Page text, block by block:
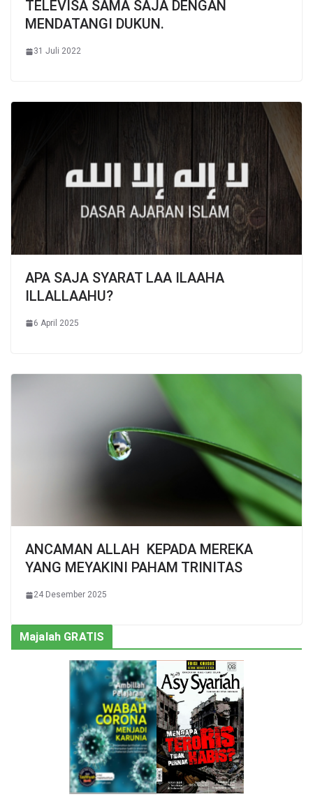
TELEVISA SAMA SAJA DENGAN
MENDATANGI DUKUN.
31 Juli 2022
APA SAJA SYARAT LAA ILAAHA
ILLALLAAHU?
6 April 2025
ANCAMAN ALLAH KEPADA MEREKA
YANG MEYAKINI PAHAM TRINITAS
24 Desember 2025
Majalah GRATIS